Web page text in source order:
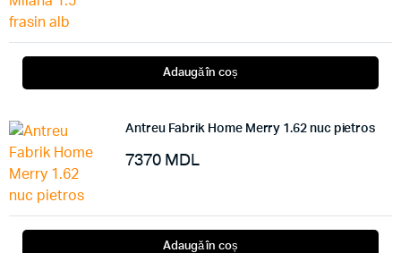
Adaugă în coș
Antreu Fabrik Home Merry 1.62 nuc pietros
7370 MDL
Adaugă în coș